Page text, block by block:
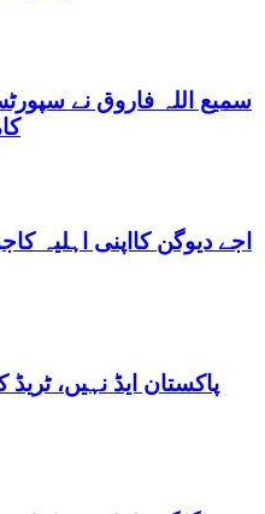
سمیع اللہ فاروق نے
اجے دیوگن کااپنی اہلیہ
پاکستان ایڈ نہیں،